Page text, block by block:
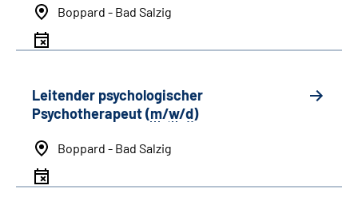
Boppard - Bad Salzig
Leitender psychologischer
Psychotherapeut (m/w/d)
Boppard - Bad Salzig